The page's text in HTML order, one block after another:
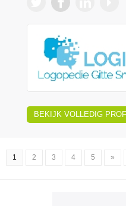
BEKIJK VOLLEDIG
1 2 3 4 5 »